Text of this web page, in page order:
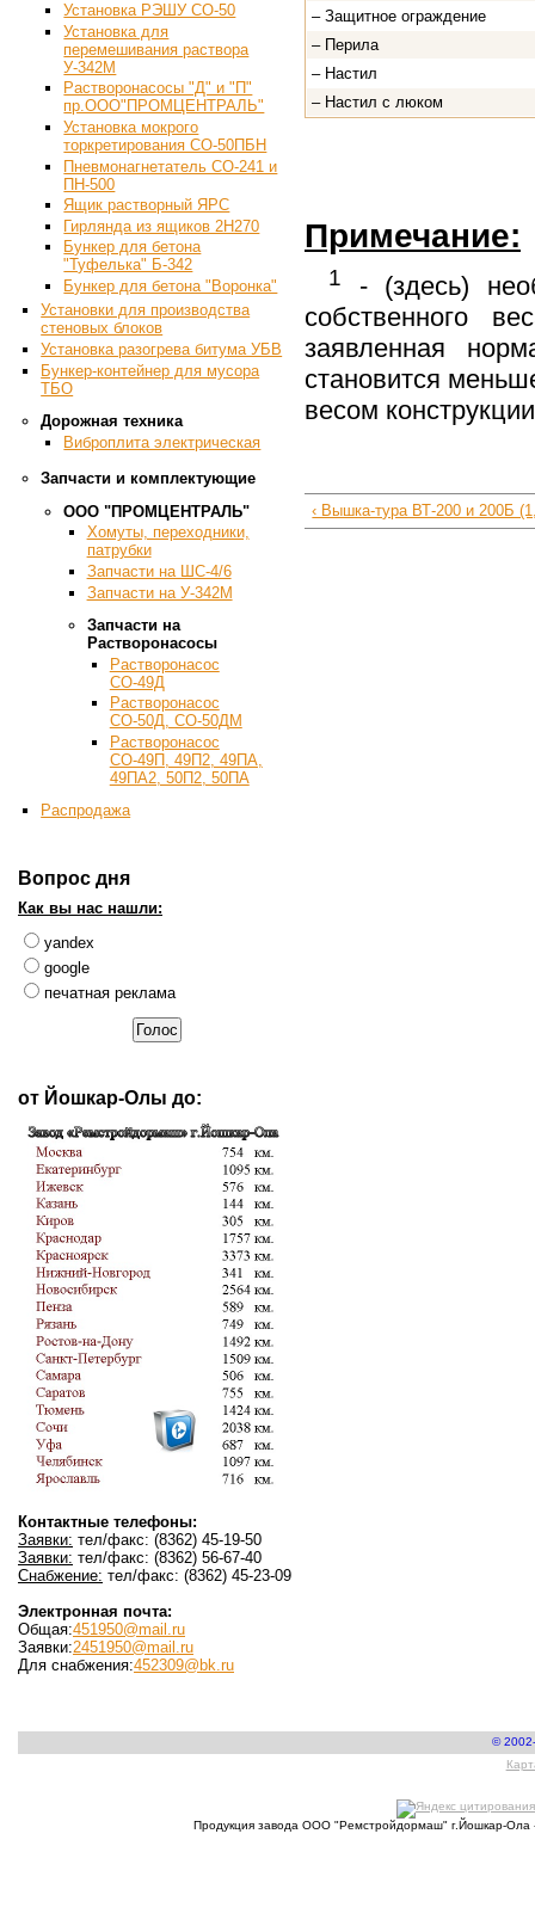
Установка РЭШУ СО-50
Установка для
перемешивания раствора
У-342М
Растворонасосы "Д" и "П"
пр.ООО"ПРОМЦЕНТРАЛЬ"
Установка мокрого
торкретирования СО-50ПБН
Пневмонагнетатель СО-241 и
ПН-500
Ящик растворный ЯРС
Гирлянда из ящиков 2Н270
Бункер для бетона
"Туфелька" Б-342
Бункер для бетона "Воронка"
Установки для производства
стеновых блоков
Установка разогрева битума УБВ
Бункер-контейнер для мусора
ТБО
Дорожная техника
Виброплита электрическая
Запчасти и комплектующие
ООО "ПРОМЦЕНТРАЛЬ"
Хомуты, переходники,
патрубки
Запчасти на ШС-4/6
Запчасти на У-342М
Запчасти на
Растворонасосы
Растворонасос
СО-49Д
Растворонасос
СО-50Д, СО-50ДМ
Растворонасос
СО-49П, 49П2, 49ПА,
49ПА2, 50П2, 50ПА
Распродажа
Вопрос дня
Как вы нас нашли:
yandex
google
печатная реклама
от Йошкар-Олы до:
Контактные телефоны:
Заявки: тел/факс: (8362) 45-19-50
Заявки: тел/факс: (8362) 56-67-40
Снабжение: тел/факс: (8362) 45-23-09
Электронная почта:
Общая:451950@mail.ru
Заявки:2451950@mail.ru
Для снабжения:452309@bk.ru
– Защитное ограждение
– Перила
– Настил
– Настил с люком
Примечание:
1
- (здесь)
собственного
заявленная
становится
весом
‹ Вышка-тура ВТ-200 и 200Б
©
Продукция завода ООО "Ремстройдормаш" г.Йошкар-Ола